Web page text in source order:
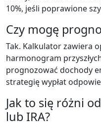
10%, jeśli poprawione
Czy mogę
Tak. Kalkulator zawiera
harmonogram
prognozować dochody
strategię wypłat
Jak to się różni
lub IRA?